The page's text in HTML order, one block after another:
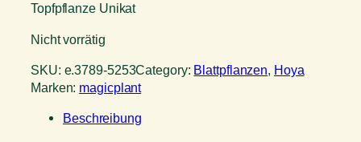
Topfpflanze Unikat
Nicht vorrätig
SKU: e.3789-5253Category: Blattpflanzen, Hoya
Marken: magicplant
Beschreibung